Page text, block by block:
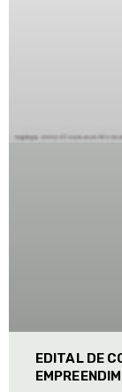
EDITAL DE